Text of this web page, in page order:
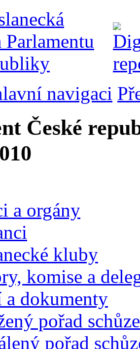
navigaci
České
a orgány
kluby
komise a
a dokumenty
pořad schůze
pořad